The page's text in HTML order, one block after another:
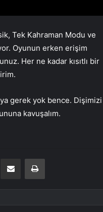
Tek Kahraman Modu ve
Oyunun erken erişim
Her ne kadar kısıtlı bir
gerek yok bence. Dişimizi
kavuşalım.
E-Posta ile paylaş Yazdır